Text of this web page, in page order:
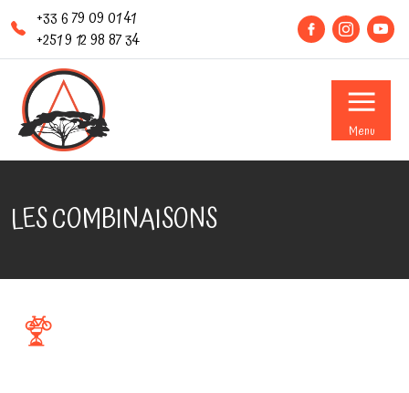
+33 6 79 09 01 41
+251 9 12 98 87 34
Menu
LES COMBINAISONS